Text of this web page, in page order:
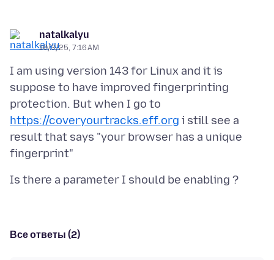
natalkalyu
10/3/25, 7:16 AM
I am using version 143 for Linux and it is
suppose to have improved fingerprinting
protection. But when I go to
https://coveryourtracks.eff.org i still see a
result that says "your browser has a unique
Все ответы (2)